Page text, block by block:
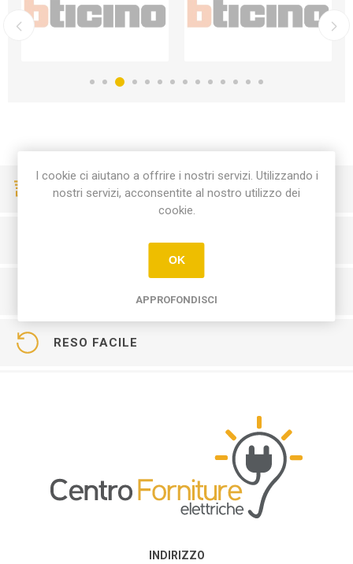
CONSEGNE VELOCI
PAGAMENTI SICURI
RESO FACILE
INDIRIZZO
I cookie ci aiutano a offrire i nostri servizi. Utilizzando i
nostri servizi, acconsentite al nostro utilizzo dei
cookie.
OK
APPROFONDISCI